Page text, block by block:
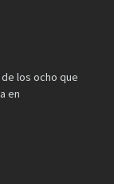
los ocho que
en